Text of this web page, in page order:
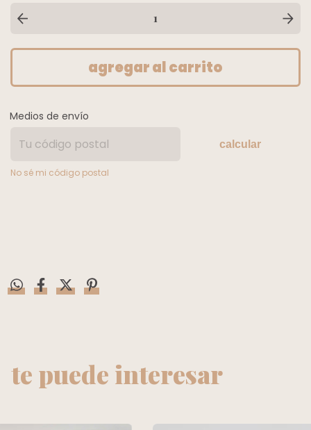
Medios de envío
calcular
No sé mi código postal
te puede interesar